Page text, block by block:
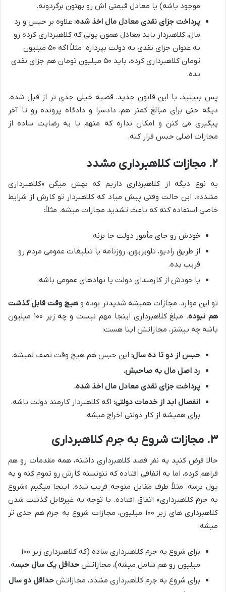
موجود باشه) یا معادل قیمتی اش رو بهتون برگردونه.
پرداخت جزای نقدی معادل مال اخذ شده: علاوه بر حبس و رد
مال، کلاهبردار باید معادل همون پولی که کلاهبرداری کرده رو
به عنوان جزای نقدی به دولت بپردازه. مثلاً اگه ۵۰ میلیون
تومان کلاهبرداری کرده، باید ۵۰ میلیون تومان هم جزای نقدی
بده.
پس ببینید، با این قانون جدید، قضیه خیلی جدی تر از قبل شده.
دیگه حتی برای مبالغ کمتر هم، دادسرا و دادگاه پرونده رو تا آخر
پیگیری می کنن و امکان نداره که متهم با یه رضایت ساده از
مجازات اصلی حبس فرار کنه.
۲. مجازات کلاهبرداری مشدد
یه نوع دیگه از کلاهبرداری داریم که بهش میگن «کلاهبرداری
مشدد». این حالت وقتی پیش میاد که کلاهبردار تو کارش از شرایط
خاصی استفاده کنه که باعث تشدید مجازات میشه. مثلاً:
خودش رو جای مأمور دولت جا بزنه.
از طریق رادیو، تلویزیون، روزنامه یا تبلیغات عمومی مردم رو
فریب بده.
یا خودش از کارمندای دولت یا نهادهای عمومی باشه.
تو این موارد، مجازات همیشه شدیدتر بوده و هیچ وقت قابل گذشت
هم نبوده
. مبلغ کلاهبرداری اینجا مهم نیست و چه زیر ۱۰۰ میلیون
باشه چه بیشتر، مجازاتش اینا هست:
حبس از دو تا ده سال: این حبس هم هیچ وقت نصف نمیشه.
رد اصل مال به صاحبش.
پرداخت جزای نقدی معادل مال اخذ شده.
انفصال ابد از خدمات دولتی: اگه کلاهبردار کارمند دولت باشه،
برای همیشه از کار دولتی اخراج میشه.
۳. مجازات شروع به جرم کلاهبرداری
حالا فرض کنید یه نفر قصد کلاهبرداری داشته، همه مقدمات رو هم
فراهم کرده، اما یه اتفاقی افتاده که نتونسته کارش رو تموم کنه و به
پول برسه. مثلاً طرف مقابل متوجه فریب شده. اینجا میگیم «شروع
به جرم کلاهبرداری» اتفاق افتاده. با توجه به غیرقابل گذشت شدن
کلاهبرداری های زیر ۱۰۰ میلیون، مجازات شروع به جرم هم جدی تر
میشه:
برای شروع به جرم کلاهبرداری ساده (که کلاهبرداری زیر ۱۰۰
میلیون رو هم شامل میشه)، مجازاتش حداقل یک سال حبسه.
برای شروع به جرم کلاهبرداری مشدد، مجازاتش حداقل دو سال